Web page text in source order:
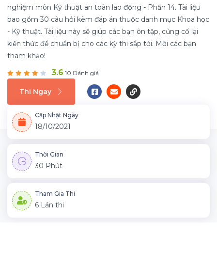
nghiệm môn Kỹ thuật an toàn lao động - Phần 14. Tài liệu
bao gồm 30 câu hỏi kèm đáp án thuộc danh mục Khoa học
- Kỹ thuật. Tài liệu này sẽ giúp các bạn ôn tập, củng cố lại
kiến thức để chuẩn bị cho các kỳ thi sắp tới. Mời các bạn
tham khảo!
3.6 10 Đánh giá
Thi Ngay
Cập Nhật Ngày
18/10/2021
Thời Gian
30 Phút
Tham Gia Thi
6 Lần thi